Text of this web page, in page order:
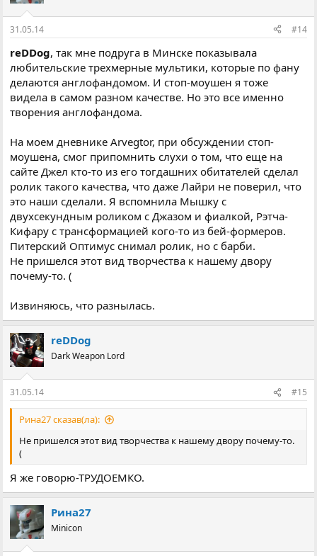
31.05.14 #14
reDDog, так мне подруга в Минске показывала
любительские трехмерные мультики, которые по фану
делаются англофандомом. И стоп-моушен я тоже
видела в самом разном качестве. Но это все именно
творения англофандома.
На моем дневнике Arvegtor, при обсуждении стоп-
моушена, смог припомнить слухи о том, что еще на
сайте Джел кто-то из его тогдашних обитателей сделал
ролик такого качества, что даже Лайри не поверил, что
это наши сделали. Я вспомнила Мышку с
двухсекундным роликом с Джазом и фиалкой, Рэтча-
Кифару с трансформацией кого-то из бей-формеров.
Питерский Оптимус снимал ролик, но с барби.
Не пришелся этот вид творчества к нашему двору
почему-то. (
Извиняюсь, что разнылась.
reDDog
Dark Weapon Lord
31.05.14 #15
Рина27 сказав(ла):
Не пришелся этот вид творчества к нашему двору почему-то.
(
Я же говорю-ТРУДОЕМКО.
Рина27
Minicon